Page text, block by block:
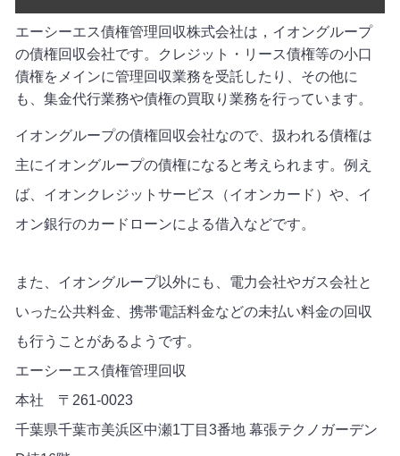
エーシーエス債権管理回収株式会社は，イオングループ
の債権回収会社です。クレジット・リース債権等の小口
債権をメインに管理回収業務を受託したり、その他に
も、集金代行業務や債権の買取り業務を行っています。
イオングループの債権回収会社なので、扱われる債権は
主にイオングループの債権になると考えられます。例え
ば、イオンクレジットサービス（イオンカード）や、イ
オン銀行のカードローンによる借入などです。
また、イオングループ以外にも、電力会社やガス会社と
いった公共料金、携帯電話料金などの未払い料金の回収
も行うことがあるようです。
エーシーエス債権管理回収
本社 〒261-0023
千葉県千葉市美浜区中瀬1丁目3番地 幕張テクノガーデン